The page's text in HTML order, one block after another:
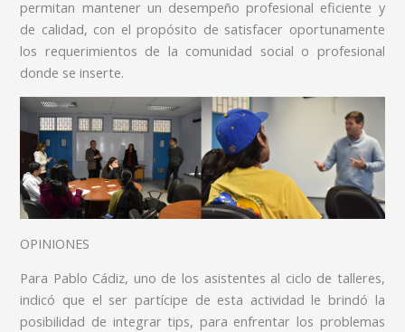
permitan mantener un desempeño profesional eficiente y
de calidad, con el propósito de satisfacer oportunamente
los requerimientos de la comunidad social o profesional
donde se inserte.
OPINIONES
Para Pablo Cádiz, uno de los asistentes al ciclo de talleres,
indicó que el ser partícipe de esta actividad le brindó la
posibilidad de integrar tips, para enfrentar los problemas